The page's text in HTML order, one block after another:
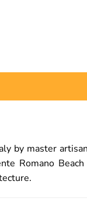
by master
Romano